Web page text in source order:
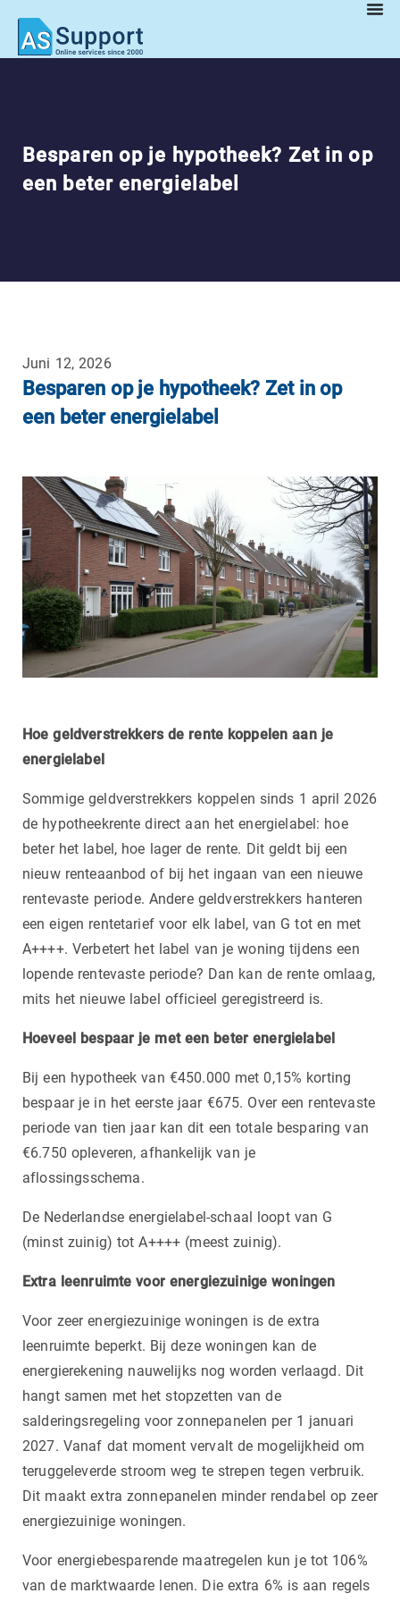
Besparen op je hypotheek? Zet in op
een beter energielabel
Juni 12, 2026
Besparen op je hypotheek? Zet in op
een beter energielabel
Hoe geldverstrekkers de rente koppelen aan je
energielabel
Sommige geldverstrekkers koppelen sinds 1 april 2026
de hypotheekrente direct aan het energielabel: hoe
beter het label, hoe lager de rente. Dit geldt bij een
nieuw renteaanbod of bij het ingaan van een nieuwe
rentevaste periode. Andere geldverstrekkers hanteren
een eigen rentetarief voor elk label, van G tot en met
A++++. Verbetert het label van je woning tijdens een
lopende rentevaste periode? Dan kan de rente omlaag,
mits het nieuwe label officieel geregistreerd is.
Hoeveel bespaar je met een beter energielabel
Bij een hypotheek van €450.000 met 0,15% korting
bespaar je in het eerste jaar €675. Over een rentevaste
periode van tien jaar kan dit een totale besparing van
€6.750 opleveren, afhankelijk van je
aflossingsschema.
De Nederlandse energielabel-schaal loopt van G
(minst zuinig) tot A++++ (meest zuinig).
Extra leenruimte voor energiezuinige woningen
Voor zeer energiezuinige woningen is de extra
leenruimte beperkt. Bij deze woningen kan de
energierekening nauwelijks nog worden verlaagd. Dit
hangt samen met het stopzetten van de
salderingsregeling voor zonnepanelen per 1 januari
2027. Vanaf dat moment vervalt de mogelijkheid om
teruggeleverde stroom weg te strepen tegen verbruik.
Dit maakt extra zonnepanelen minder rendabel op zeer
energiezuinige woningen.
Voor energiebesparende maatregelen kun je tot 106%
van de marktwaarde lenen. Die extra 6% is aan regels